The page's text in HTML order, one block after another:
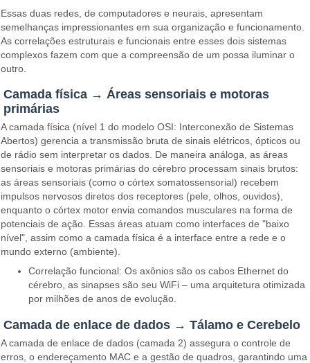
Essas duas redes, de computadores e neurais, apresentam
semelhanças impressionantes em sua organização e funcionamento.
As correlações estruturais e funcionais entre esses dois sistemas
complexos fazem com que a compreensão de um possa iluminar o
outro.
Camada física → Áreas sensoriais e motoras
primárias
A camada física (nível 1 do modelo OSI: Interconexão de Sistemas
Abertos) gerencia a transmissão bruta de sinais elétricos, ópticos ou
de rádio sem interpretar os dados. De maneira análoga, as áreas
sensoriais e motoras primárias do cérebro processam sinais brutos:
as áreas sensoriais (como o córtex somatossensorial) recebem
impulsos nervosos diretos dos receptores (pele, olhos, ouvidos),
enquanto o córtex motor envia comandos musculares na forma de
potenciais de ação. Essas áreas atuam como interfaces de "baixo
nível", assim como a camada física é a interface entre a rede e o
mundo externo (ambiente).
Correlação funcional: Os axônios são os cabos Ethernet do
cérebro, as sinapses são seu WiFi – uma arquitetura otimizada
por milhões de anos de evolução.
Camada de enlace de dados → Tálamo e Cerebelo
A camada de enlace de dados (camada 2) assegura o controle de
erros, o endereçamento MAC e a gestão de quadros, garantindo uma